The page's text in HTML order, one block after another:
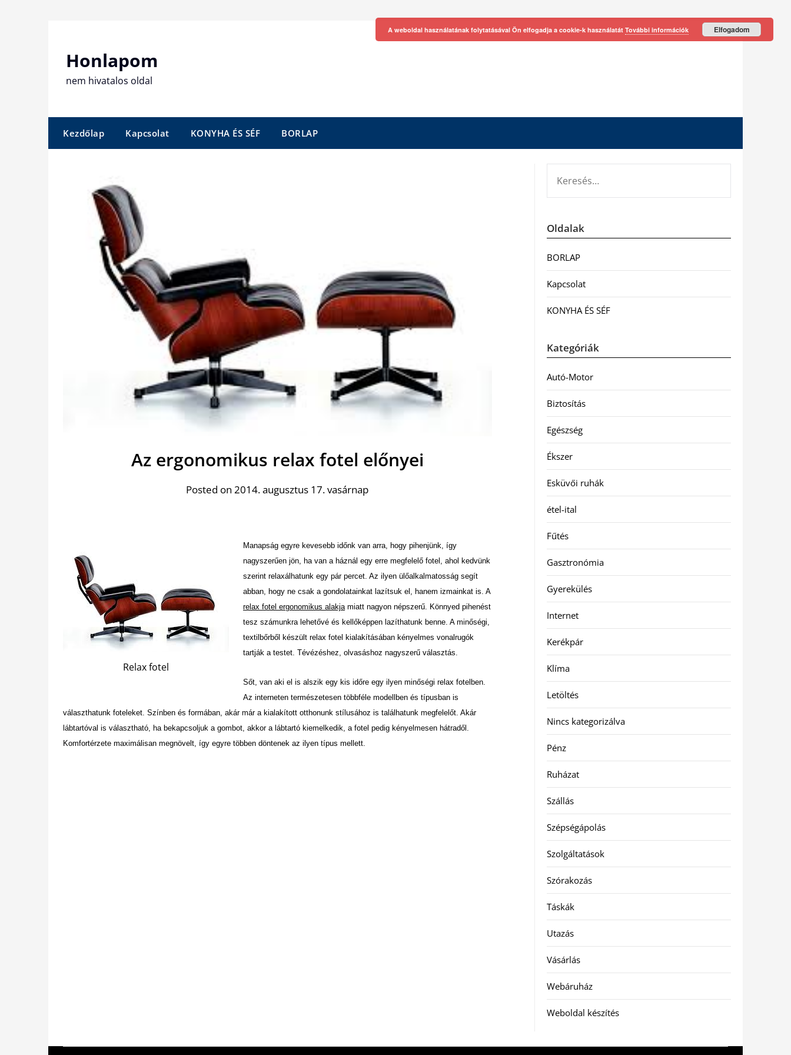
Honlapom
nem hivatalos oldal
Kezdőlap Kapcsolat KONYHA ÉS SÉF BORLAP
Az ergonomikus relax fotel előnyei
Posted on 2014. augusztus 17. vasárnap
Relax fotel
Manapság egyre kevesebb időnk van arra, hogy pihenjünk, így
nagyszerűen jön, ha van a háznál egy erre megfelelő fotel, ahol kedvünk
szerint relaxálhatunk egy pár percet. Az ilyen ülőalkalmatosság segít
abban, hogy ne csak a gondolatainkat lazítsuk el, hanem izmainkat is. A
relax fotel ergonomikus alakja miatt nagyon népszerű. Könnyed pihenést
tesz számunkra lehetővé és kellőképpen lazíthatunk benne. A minőségi,
textilbőrből készült relax fotel kialakításában kényelmes vonalrugók
tartják a testet. Tévézéshez, olvasáshoz nagyszerű választás.
Sőt, van aki el is alszik egy kis időre egy ilyen minőségi relax fotelben.
Az interneten természetesen többféle modellben és típusban is
választhatunk foteleket. Színben és formában, akár már a kialakított otthonunk stílusához is találhatunk megfelelőt. Akár
lábtartóval is választható, ha bekapcsoljuk a gombot, akkor a lábtartó kiemelkedik, a fotel pedig kényelmesen hátradől.
Komfortérzete maximálisan megnövelt, így egyre többen döntenek az ilyen típus mellett.
Oldalak
BORLAP
Kapcsolat
KONYHA ÉS SÉF
Kategóriák
Autó-Motor
Biztosítás
Egészség
Ékszer
Esküvői ruhák
étel-ital
Fűtés
Gasztronómia
Gyerekülés
Internet
Kerékpár
Klíma
Letöltés
Nincs kategorizálva
Pénz
Ruházat
Szállás
Szépségápolás
Szolgáltatások
Szórakozás
Táskák
Utazás
Vásárlás
Webáruház
Weboldal készítés
A weboldal használatának folytatásával Ön elfogadja a cookie-k használatát További információk Elfogadom